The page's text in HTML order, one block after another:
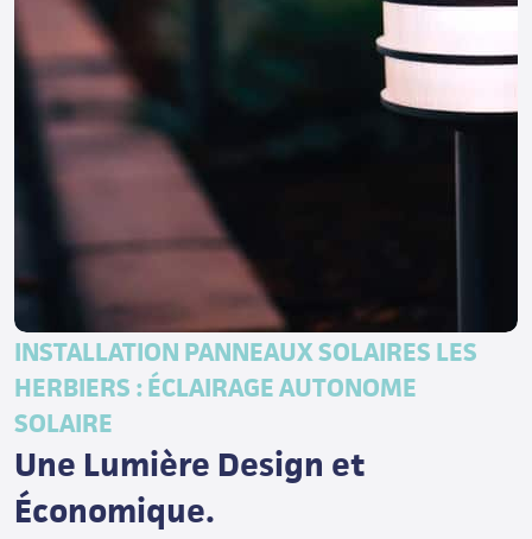
INSTALLATION PANNEAUX SOLAIRES LES
HERBIERS : ÉCLAIRAGE AUTONOME
SOLAIRE
Une Lumière Design et
Économique.